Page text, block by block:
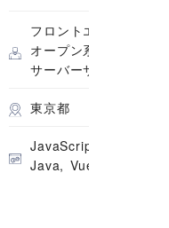
フロントエンドエンジ
オープン系SE・プログ
サーバーサイドエンジ
東京都
JavaScript
Java
Vue.js